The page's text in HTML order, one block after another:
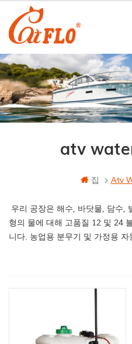
atv
집 Atv
우리 공장은 해수, 바닷물, 담수,
형의 물에 대해 고품질 12 및 24
니다. 농업용 분무기 및 가정용 자